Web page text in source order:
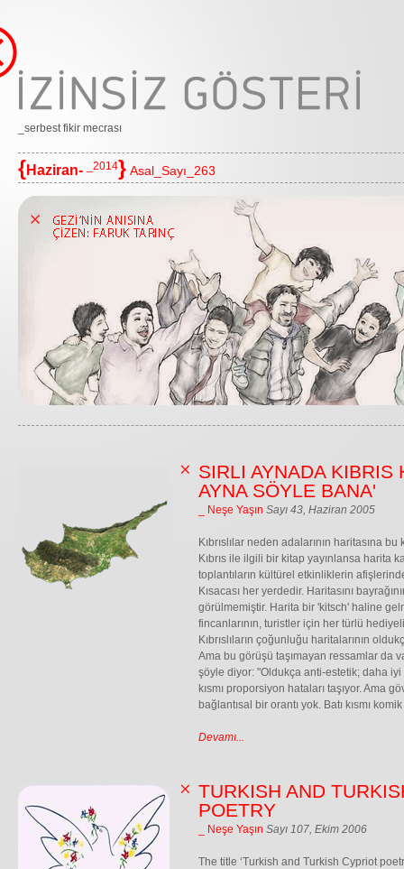
_serbest fikir mecrası
{Haziran- _2014} Asal_Sayı_263
SIRLI AYNADA KIBRIS
AYNA SÖYLE BANA'
_ Neşe Yaşın Sayı 43, Haziran 2005
Kıbrıslılar neden adalarının haritasına
Kıbrıs ile ilgili bir kitap yayınlansa harita
toplantıların kültürel etkinliklerin
Kısacası her yerdedir. Haritasını
görülmemiştir. Harita bir 'kitsch' haline
fincanlarının, turistler için her türlü
Kıbrıslıların çoğunluğu haritalarının
Ama bu görüşü taşımayan ressamlar da
şöyle diyor: "Oldukça anti-estetik; daha
kısmı proporsiyon hataları taşıyor. Ama
bağlantısal bir orantı yok. Batı kısmı
Devamı...
TURKISH AND
POETRY
_ Neşe Yaşın Sayı 107, Ekim 2006
The title ‘Turkish and Turkish Cypriot